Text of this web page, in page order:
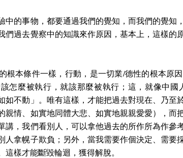
中的事物，都要通過我們的覺知，而我們的覺知
們過去覺察中的知識來作原因，基本上，這樣
根本條件一樣，行動，是一切業/德性的根本原
怎麼被執行，就該那麼被執行；這，就像中
如不動」。唯有這樣，才能把過去對現在、乃至
親情、如實地同體大悲、如實地親親愛愛），
講，我們看別人，可以拿他過去的所作所為作參
人拿幌子欺負；另外，當我需要作個決定、需要
樣才能斷毀輪迴，獲得解脫。